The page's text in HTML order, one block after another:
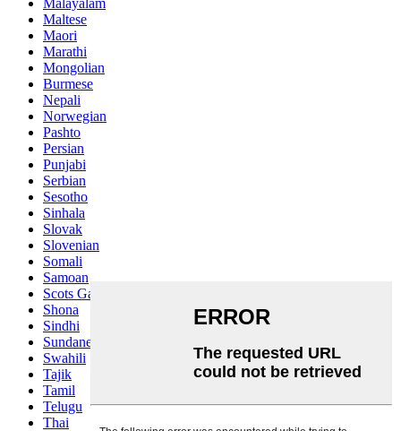
Malayalam
Maltese
Maori
Marathi
Mongolian
Burmese
Nepali
Norwegian
Pashto
Persian
Punjabi
Serbian
Sesotho
Sinhala
Slovak
Slovenian
Somali
Samoan
Scots Gaelic
Shona
Sindhi
Sundanese
Swahili
Tajik
Tamil
Telugu
Thai